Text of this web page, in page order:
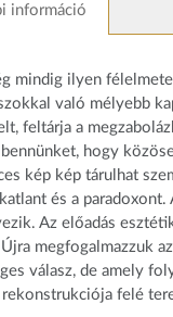
információ
mindig ilyen
való mélyebb
feltárja a
hogy
kép kép tárulhat
és a
Az előadás
megfogalmazzuk
válasz, de amely
felé